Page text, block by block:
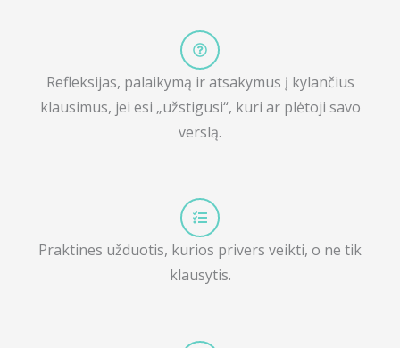
Refleksijas, palaikymą ir atsakymus į kylančius
klausimus, jei esi „užstigusi“, kuri ar plėtoji savo
verslą.
Praktines užduotis, kurios privers veikti, o ne tik
klausytis.